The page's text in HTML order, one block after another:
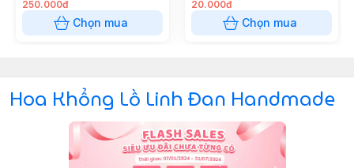
250.000đ
Chọn mua
20.000đ
Chọn mua
Hoa Khổng Lồ Linh Đan Handmade